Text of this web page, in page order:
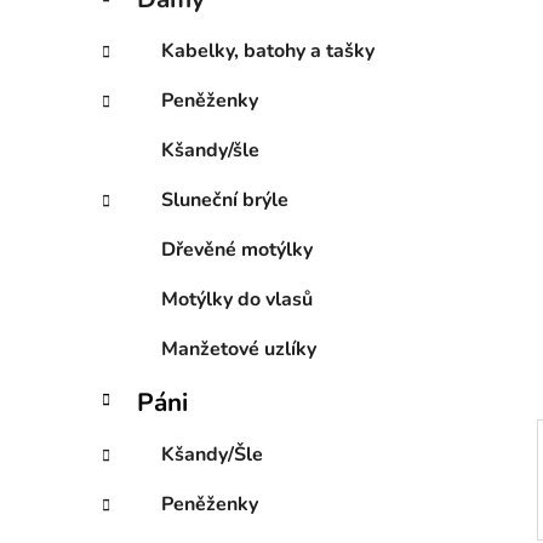
p
a
e
e
o
i
Kabelky, batohy a tašky
Peněženky
Kšandy/šle
Sluneční brýle
Dřevěné motýlky
Motýlky do vlasů
Manžetové uzlíky
Páni
Kšandy/Šle
Peněženky